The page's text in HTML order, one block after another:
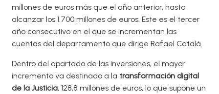
millones de euros más que el año anterior, hasta
alcanzar los 1.700 millones de euros. Este es el tercer
año consecutivo en el que se incrementan las
cuentas del departamento que dirige Rafael Catalá.
Dentro del apartado de las inversiones, el mayor
incremento va destinado a la transformación digital
de la Justicia, 128,8 millones de euros, lo que supone un